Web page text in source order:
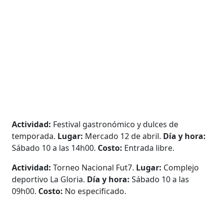
Actividad: Festival gastronómico y dulces de
temporada. Lugar: Mercado 12 de abril. Día y hora:
Sábado 10 a las 14h00. Costo: Entrada libre.
Actividad:Torneo Nacional Fut7. Lugar: Complejo
deportivo La Gloria. Día y hora:Sábado 10 a las
09h00. Costo: No especificado.